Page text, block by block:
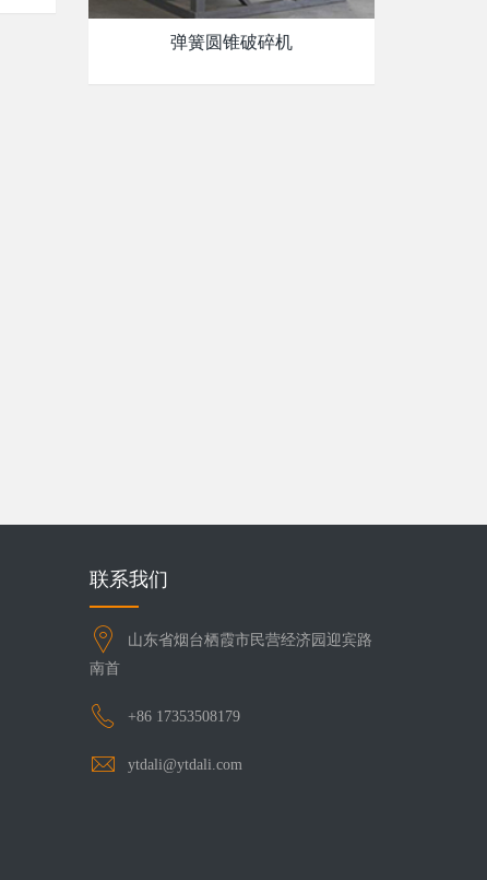
弹簧圆锥破碎机
联系我们
山东省烟台栖霞市民营经济园迎宾路
南首
+86 17353508179
ytdali@ytdali.com